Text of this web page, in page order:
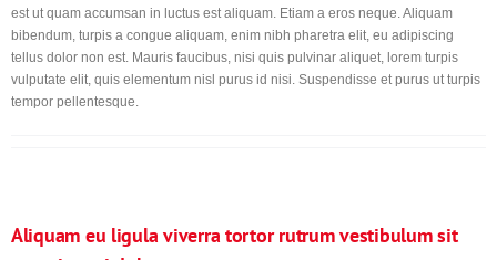
est ut quam accumsan in luctus est aliquam. Etiam a eros neque. Aliquam
bibendum, turpis a congue aliquam, enim nibh pharetra elit, eu adipiscing
tellus dolor non est. Mauris faucibus, nisi quis pulvinar aliquet, lorem turpis
vulputate elit, quis elementum nisl purus id nisi. Suspendisse et purus ut turpis
tempor pellentesque.
Aliquam eu ligula viverra tortor rutrum vestibulum sit